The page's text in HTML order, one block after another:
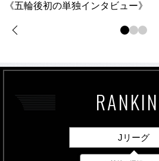
《五輪後初の単独インタビュー》
Jリーグ